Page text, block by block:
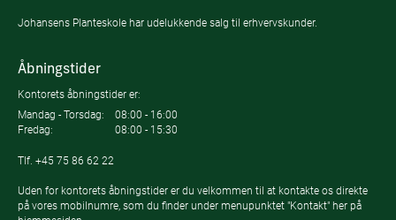
Johansens Planteskole har udelukkende salg til erhvervskunder.
Åbningstider
Kontorets åbningstider er:
Mandag - Torsdag:
08:00 - 16:00
Fredag:
08:00 - 15:30
Tlf. +45 75 86 62 22
Uden for kontorets åbningstider er du velkommen til at kontakte os direkte
på vores mobilnumre, som du finder under menupunktet "Kontakt" her på